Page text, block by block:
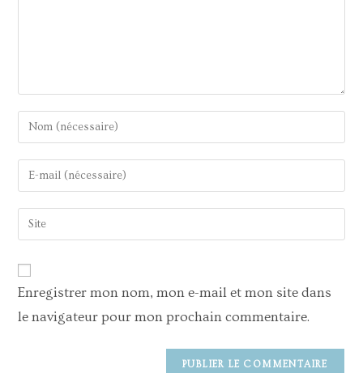
Enregistrer mon nom, mon e-mail et mon site dans
le navigateur pour mon prochain commentaire.